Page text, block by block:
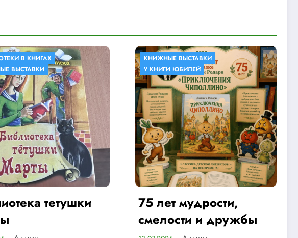
КНИЖНЫЕ ВЫСТАВКИ
У КНИГИ ЮБИЛЕЙ
лет мудрости,
и дружбы
КНИЖНЫЕ ВЫСТАВКИ
Детство
09.07.2026 Админ